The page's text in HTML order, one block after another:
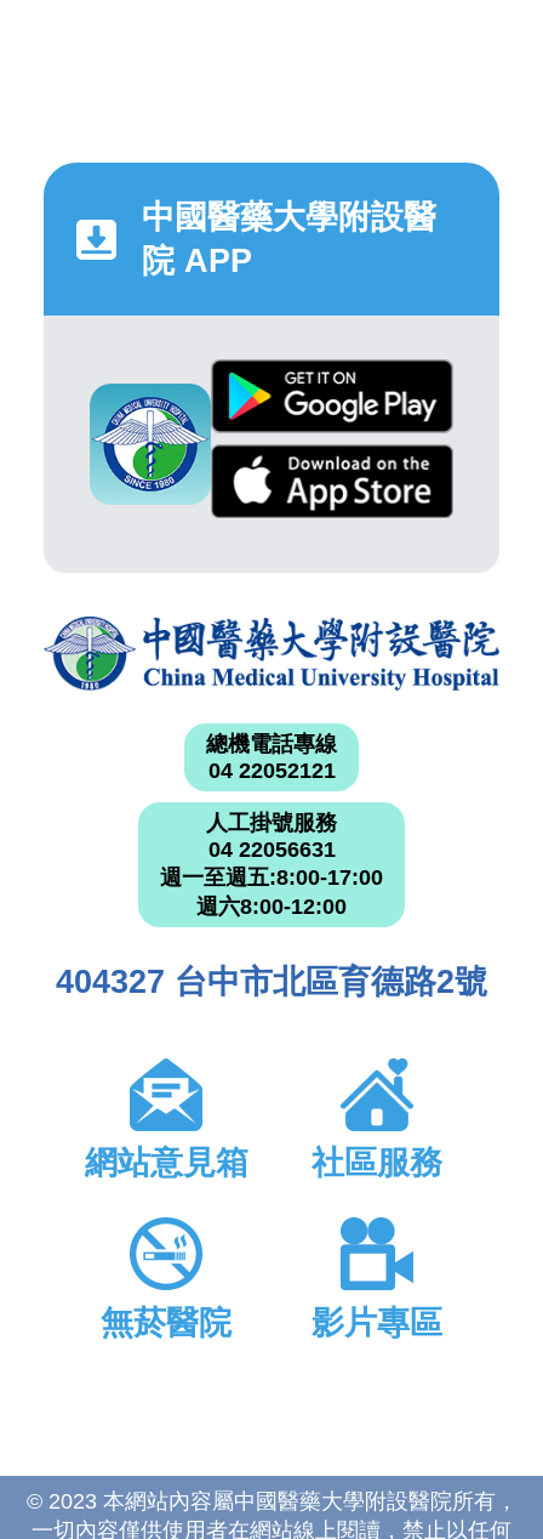
中國醫藥大學附設醫
院 APP
總機電話專線
04 22052121
人工掛號服務
04 22056631
週一至週五:8:00-17:00
週六8:00-12:00
404327 台中市北區育德路2號
網站意見箱 社區服務
無菸醫院 影片專區
© 2023 本網站內容屬中國醫藥大學附設醫院所有，
一切內容僅供使用者在網站線上閱讀，禁止以任何